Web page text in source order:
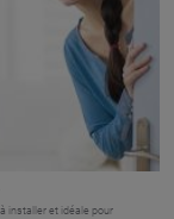
installer et idéale pour